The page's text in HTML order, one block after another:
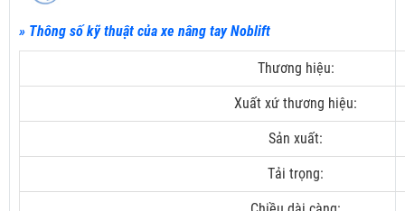
» Thông số kỹ thuật của xe nâng tay Noblift
Thương hiệu:
Xuất xứ thương hiệu:
Sản xuất:
Tải trọng: